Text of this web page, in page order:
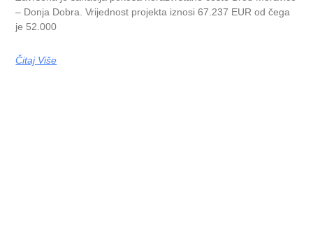
– Donja Dobra. Vrijednost projekta iznosi 67.237 EUR od čega
je 52.000
Čitaj Više